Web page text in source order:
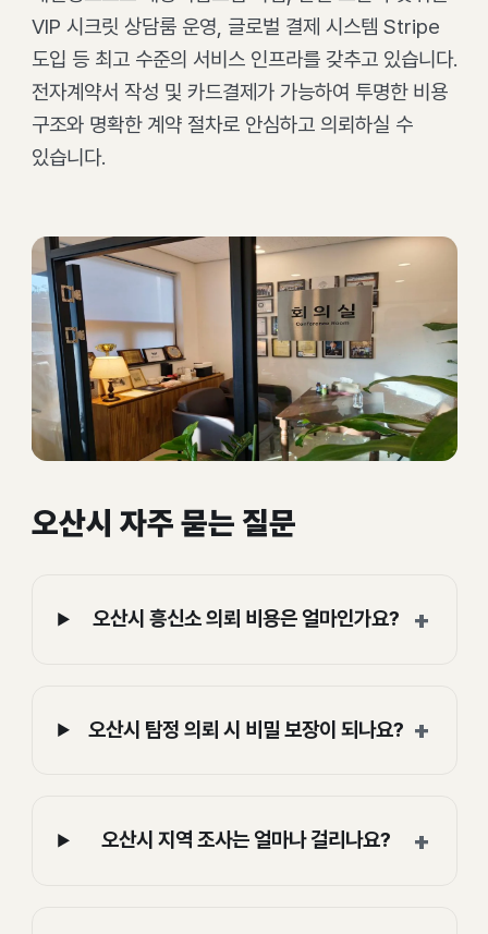
VIP 시크릿 상담룸 운영, 글로벌 결제 시스템 Stripe
도입 등 최고 수준의 서비스 인프라를 갖추고 있습니다.
전자계약서 작성 및 카드결제가 가능하여 투명한 비용
구조와 명확한 계약 절차로 안심하고 의뢰하실 수
있습니다.
오산시 자주 묻는 질문
오산시 흥신소 의뢰 비용은 얼마인가요? +
오산시 탐정 의뢰 시 비밀 보장이 되나요? +
오산시 지역 조사는 얼마나 걸리나요? +